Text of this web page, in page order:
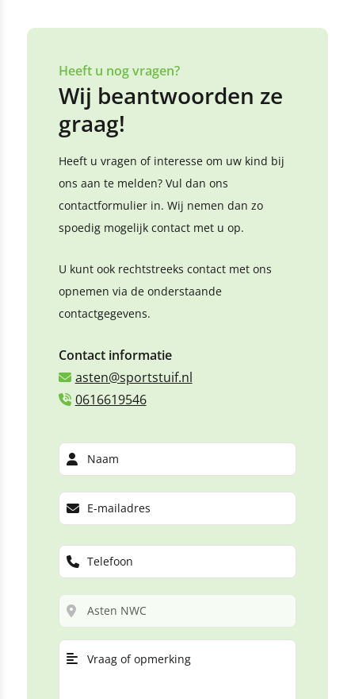
Heeft u nog vragen?
Wij beantwoorden ze
graag!
Heeft u vragen of interesse om uw kind bij
ons aan te melden? Vul dan ons
contactformulier in. Wij nemen dan zo
spoedig mogelijk contact met u op.
U kunt ook rechtstreeks contact met ons
opnemen via de onderstaande
contactgegevens.
Contact informatie
asten@sportstuif.nl
0616619546